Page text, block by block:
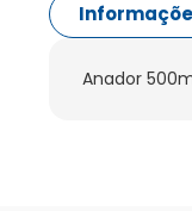
Anador